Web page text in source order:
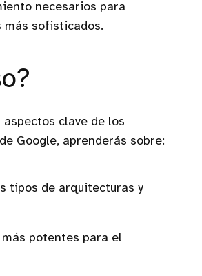
necesarios para
más sofisticados.
clave de los
Google, aprenderás sobre:
tipos de arquitecturas y
potentes para el